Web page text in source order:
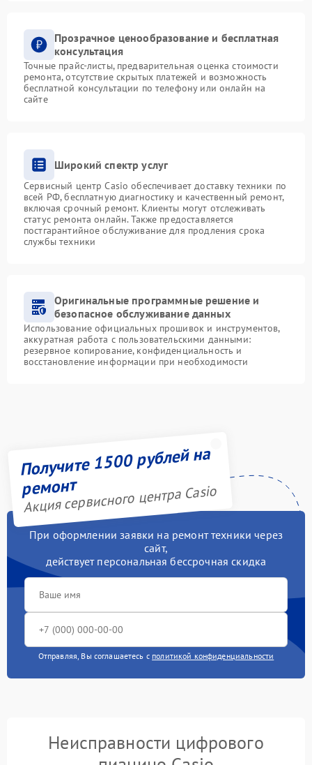
Прозрачное ценообразование и бесплатная
консультация
Точные прайс-листы, предварительная оценка стоимости
ремонта, отсутствие скрытых платежей и возможность
бесплатной консультации по телефону или онлайн на
сайте
Широкий спектр услуг
Сервисный центр Casio обеспечивает доставку техники по
всей РФ, бесплатную диагностику и качественный ремонт,
включая срочный ремонт. Клиенты могут отслеживать
статус ремонта онлайн. Также предоставляется
постгарантийное обслуживание для продления срока
службы техники
Оригинальные программные решение и
безопасное обслуживание данных
Использование официальных прошивок и инструментов,
аккуратная работа с пользовательскими данными:
резервное копирование, конфиденциальность и
восстановление информации при необходимости
Получите 1500 рублей на
ремонт
Акция сервисного центра Casio
При оформлении заявки на ремонт техники через
сайт,
действует персональная бессрочная скидка
Отправляя, Вы соглашаетесь с политикой конфиденциальности
Неисправности цифрового